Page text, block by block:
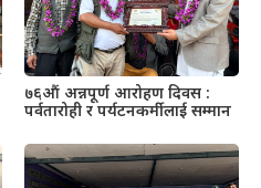
७६औं अन्नपूर्ण आरोहण दिवस :
पर्वतारोही र पर्यटनकर्मीलाई सम्मान